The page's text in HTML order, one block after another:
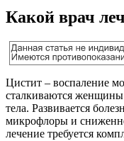
Какой врач
Цистит – воспаление
сталкиваются женщины
тела. Развивается
микрофлоры и
лечение требуется